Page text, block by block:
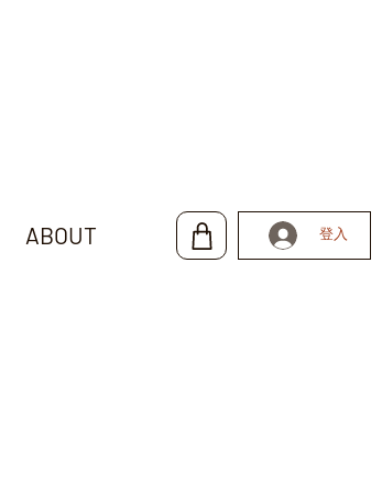
ABOUT 登入